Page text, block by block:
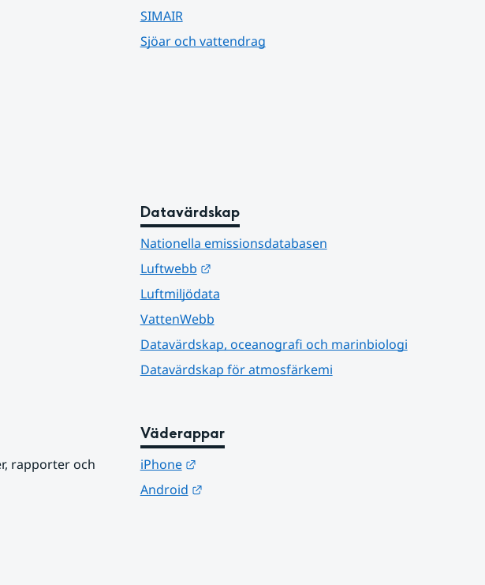
SIMAIR
Sjöar och vattendrag
Datavärdskap
Nationella emissionsdatabasen
Luftwebb
Länk till annan webbplats.
Luftmiljödata
VattenWebb
Datavärdskap, oceanografi och marinbiologi
Datavärdskap för atmosfärkemi
rapporter och
Väderappar
iPhone
Länk till annan webbplats.
Android
Länk till annan webbplats.